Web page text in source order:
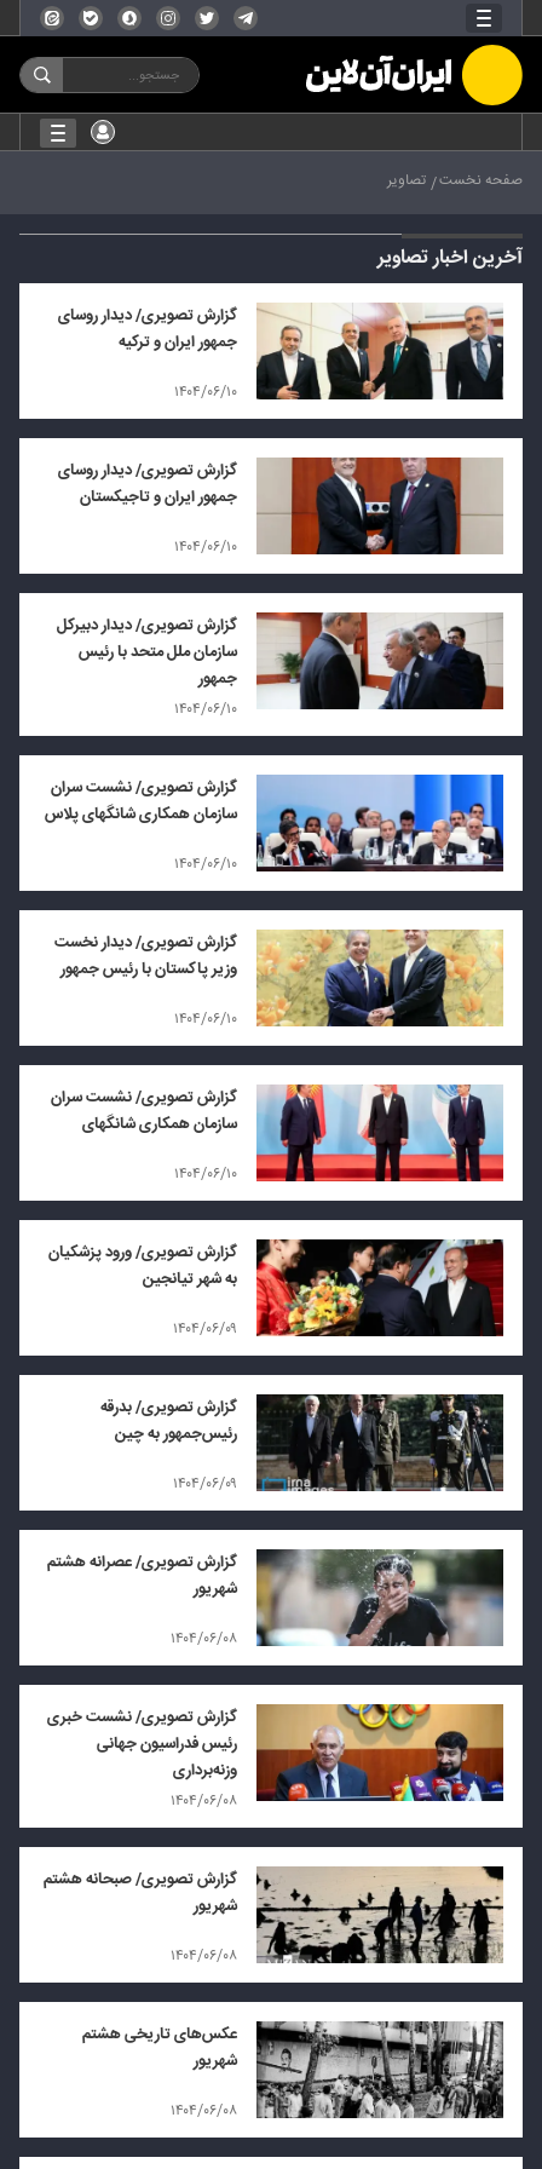
صفحه نخست تصاویر
آخرین اخبار تصاویر
گزارش تصویری/ دیدار روسای
جمهور ایران و ترکیه
۱۴۰۴/۰۶/۱۰
گزارش تصویری/ دیدار روسای
جمهور ایران و تاجیکستان
۱۴۰۴/۰۶/۱۰
گزارش تصویری/ دیدار دبیرکل
سازمان ملل متحد با رئیس
جمهور
۱۴۰۴/۰۶/۱۰
گزارش تصویری/ نشست سران
سازمان همکاری شانگهای پلاس
۱۴۰۴/۰۶/۱۰
گزارش تصویری/ دیدار نخست
وزیر پاکستان با رئیس جمهور
۱۴۰۴/۰۶/۱۰
گزارش تصویری/ نشست سران
سازمان همکاری شانگهای
۱۴۰۴/۰۶/۱۰
گزارش تصویری/ ورود پزشکیان
به شهر تیانجین
۱۴۰۴/۰۶/۰۹
گزارش تصویری/ بدرقه
رئیس‌جمهور به چین
۱۴۰۴/۰۶/۰۹
گزارش تصویری/ عصرانه هشتم
شهریور
۱۴۰۴/۰۶/۰۸
گزارش تصویری/ نشست خبری
رئیس فدراسیون جهانی
وزنه‌برداری
۱۴۰۴/۰۶/۰۸
گزارش تصویری/ صبحانه هشتم
شهریور
۱۴۰۴/۰۶/۰۸
عکس‌های تاریخی هشتم
شهریور
۱۴۰۴/۰۶/۰۸